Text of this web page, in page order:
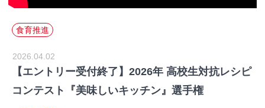
食育推進
2026.04.02
【エントリー受付終了】2026年 高校生対抗レシピ
コンテスト『美味しいキッチン』選手権